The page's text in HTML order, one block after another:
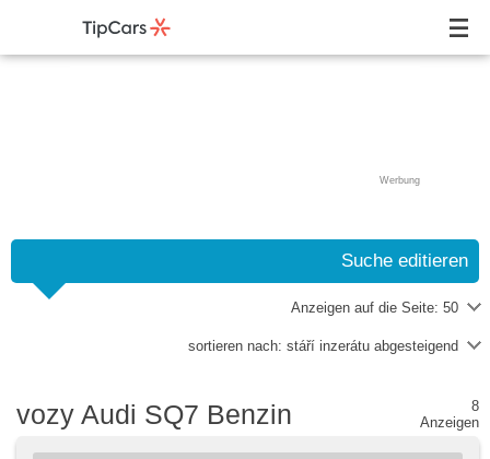
Werbung
Suche editieren
Anzeigen auf die Seite: 50
sortieren nach: stáří inzerátu abgesteigend
vozy Audi SQ7 Benzin
8
Anzeigen